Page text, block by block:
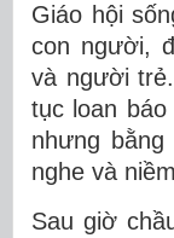
Giáo hội
con người,
và người
tục loan báo
nhưng
nghe và
Sau giờ